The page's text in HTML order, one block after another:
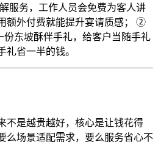
服务，工作人员会免费为客人讲
额外付费就能提升宴请质感； ②
份东坡酥伴手礼，给客户当随手礼
礼省一半的钱。
不是越贵越好，核心是让钱花得
么场景适配需求，要么服务省心不